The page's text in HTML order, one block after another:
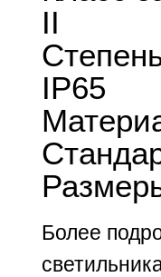
II
IP65
Более